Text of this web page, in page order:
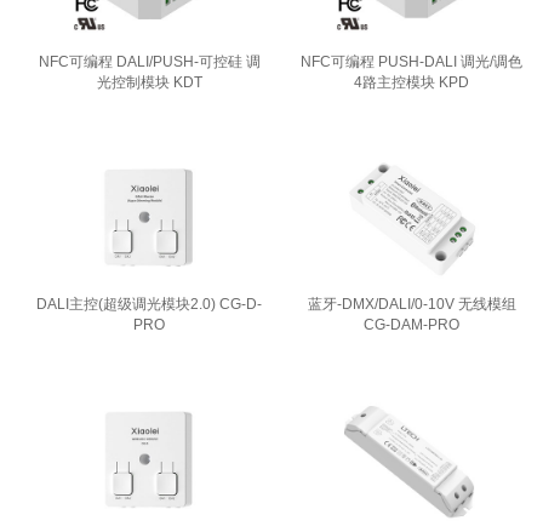
NFC可编程 DALI/PUSH-可控硅 调
光控制模块 KDT
NFC可编程 PUSH-DALI 调光/调色
4路主控模块 KPD
DALI主控(超级调光模块2.0) CG-D-
PRO
蓝牙-DMX/DALI/0-10V 无线模组
CG-DAM-PRO